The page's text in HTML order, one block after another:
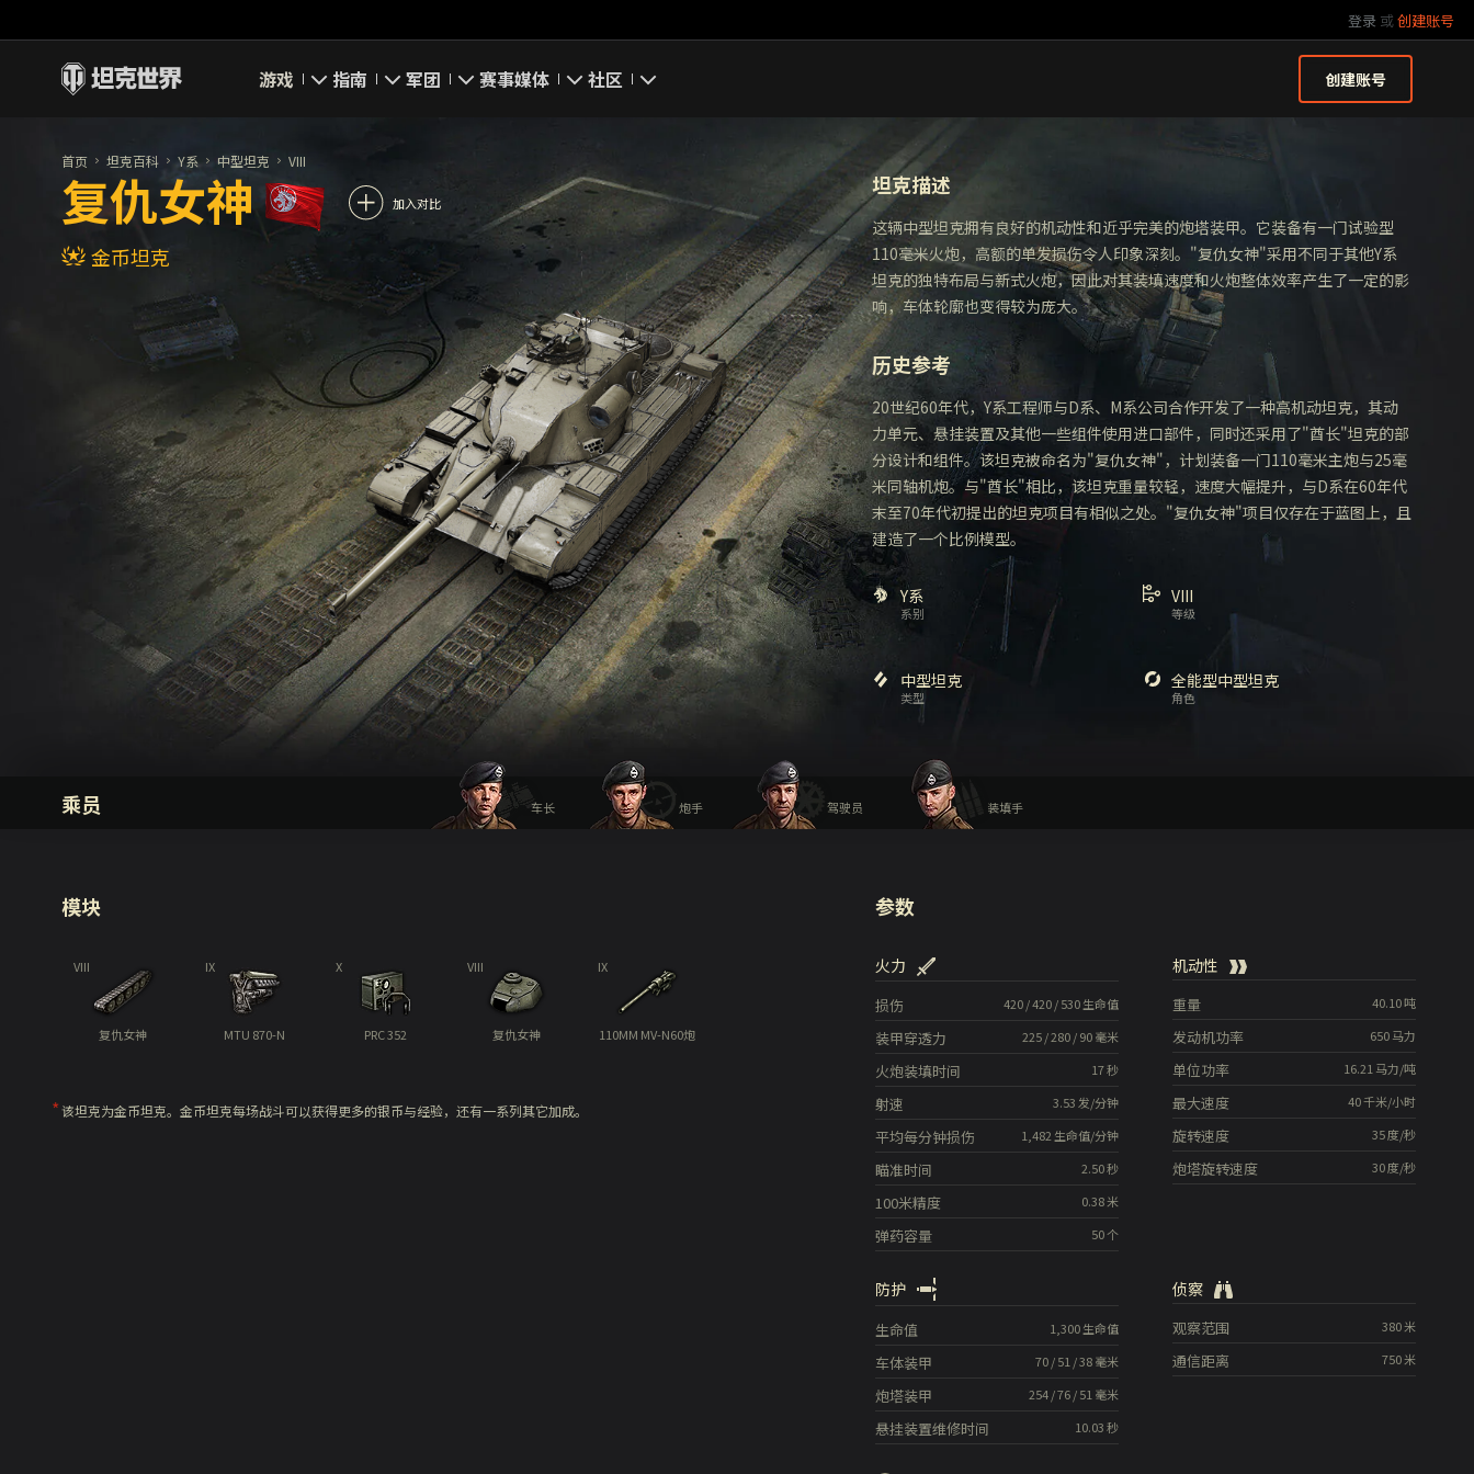
登录 或创建账号
游戏
新闻
坦克百科
指南
高级用户
经济系统
游戏规则
军团
领土战
军团评级
军团页面
赛事媒体
游戏壁纸
游戏音乐
你好，吾久
万圣节
《以战止战》
社区
搜索玩家
官方自媒体
创建账号
首页 坦克百科 Y系 中型坦克 VIII
复仇女神 加入对比
金币坦克
坦克描述
这辆中型坦克拥有良好的机动性和近乎完美的炮塔装甲。它装备有一门试验型
110毫米火炮，高额的单发损伤令人印象深刻。"复仇女神"采用不同于其他Y系
坦克的独特布局与新式火炮，因此对其装填速度和火炮整体效率产生了一定的影
响，车体轮廓也变得较为庞大。
历史参考
20世纪60年代，Y系工程师与D系、M系公司合作开发了一种高机动坦克，其动
力单元、悬挂装置及其他一些组件使用进口部件，同时还采用了"酋长"坦克的部
分设计和组件。该坦克被命名为"复仇女神"，计划装备一门110毫米主炮与25毫
米同轴机炮。与"酋长"相比，该坦克重量较轻，速度大幅提升，与D系在60年代
末至70年代初提出的坦克项目有相似之处。"复仇女神"项目仅存在于蓝图上，且
建造了一个比例模型。
系别
Y系
等级
VIII
类型
中型坦克
角色
全能型中型坦克
乘员 车长 炮手 驾驶员 装填手
模块
VIII
复仇女神
IX
MTU 870-N
X
PRC 352
VIII
复仇女神
IX
110MM MV-N60炮
该坦克为金币坦克。金币坦克每场战斗可以获得更多的银币与经验，还有一系列其它加成。
参数
火力
420/420/530生命值
损伤
225/280/90毫米
装甲穿透力
17秒
火炮装填时间
3.53 发/分钟
射速
1,482 生命值/分钟
平均每分钟损伤
2.50秒
瞄准时间
0.38米
100米精度
50个
弹药容量
机动性
40.10吨
重量
650马力
发动机功率
16.21 马力/吨
单位功率
40千米/小时
最大速度
35度/秒
旋转速度
30度/秒
炮塔旋转速度
防护
1,300生命值
生命值
70/51/38毫米
车体装甲
254/76/51毫米
炮塔装甲
10.03秒
悬挂装置维修时间
侦察
380米
观察范围
750米
通信距离